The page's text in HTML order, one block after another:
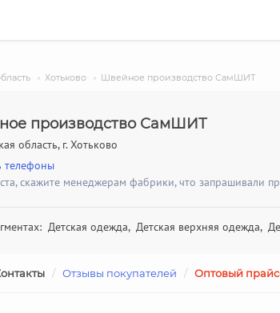
› Хотьково › Швейное производство СамШИТ
производство СамШИТ
область, г. Хотьково
телефоны
скажите менеджерам фабрики, что запрашивали
Детская одежда, Детская верхняя одежда,
/ Отзывы покупателей / Оптовый